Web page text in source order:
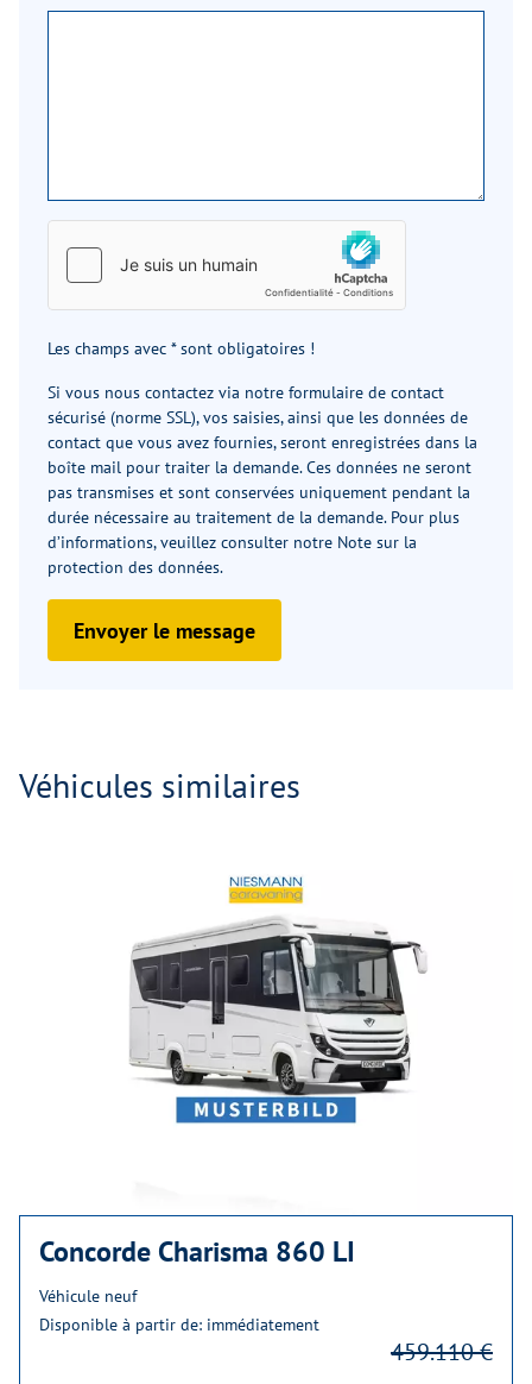
Les champs avec * sont obligatoires !
Si vous nous contactez via notre formulaire de contact
sécurisé (norme SSL), vos saisies, ainsi que les données de
contact que vous avez fournies, seront enregistrées dans la
boîte mail pour traiter la demande. Ces données ne seront
pas transmises et sont conservées uniquement pendant la
durée nécessaire au traitement de la demande. Pour plus
d’informations, veuillez consulter notre Note sur la
protection des données.
Envoyer le message
Véhicules similaires
Concorde Charisma 860 LI
Véhicule neuf
Disponible à partir de: immédiatement
459.110 €